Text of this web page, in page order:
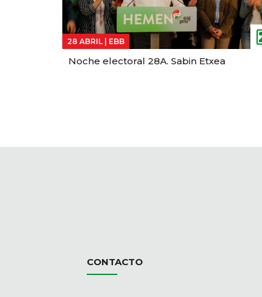
28 ABRIL | EBB
Noche electoral 28A. Sabin Etxea
CONTACTO